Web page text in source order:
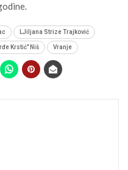
LJiljana Strize Trajković
Krstić" Niš Vranje